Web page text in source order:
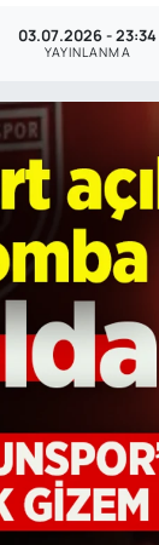
03.07.2026 - 23:34
YAYINLANMA